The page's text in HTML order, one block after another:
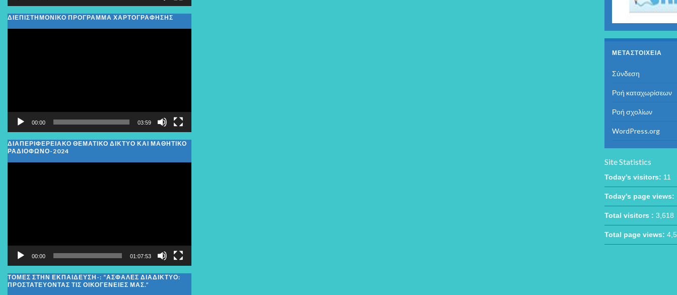
ΔΙΕΠΙΣΤΗΜΟΝΙΚΟ ΠΡΟΓΡΑΜΜΑ ΧΑΡΤΟΓΡΑΦΗΣΗΣ
00:00 03:59
ΔΙΑΠΕΡΙΦΕΡΕΙΑΚΌ ΘΕΜΑΤΙΚΌ ΔΊΚΤΥΟ ΚΑΙ ΜΑΘΗΤΙΚΌ
ΡΑΔΙΌΦΩΝΟ-2024
00:00 01:07:53
ΤΟΜΕΣ ΣΤΗΝ ΕΚΠΑΙΔΕΥΣΗ-: “ΑΣΦΑΛΈΣ ΔΙΑΔΊΚΤΥΟ:
ΠΡΟΣΤΑΤΕΎΟΝΤΑΣ ΤΙΣ ΟΙΚΟΓΈΝΕΙΕΣ ΜΑΣ.”
ΜΕΤΑΣΤΟΙΧΕΊΑ
Σύνδεση
Ροή καταχωρίσεων
Ροή σχολίων
WordPress.org
Site Statistics
Today's visitors: 11
Today's page
Total visitors : 3,618
Total page views: